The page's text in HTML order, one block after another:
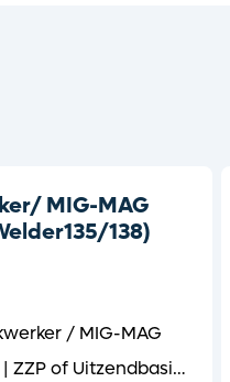
MIG-MAG
138)
/ MIG-MAG
ZZP of Uitzendbasis